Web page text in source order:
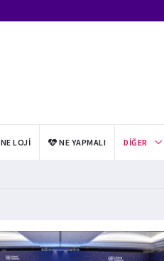
NE LOJI NE YAPMALI DIĞER